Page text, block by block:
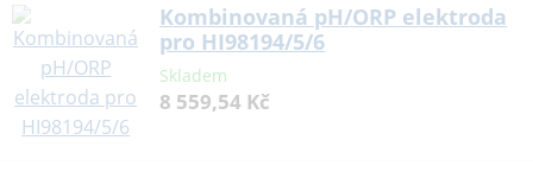
Kombinovaná pH/ORP elektroda
pro HI98194/5/6
Skladem
8 559,54 Kč